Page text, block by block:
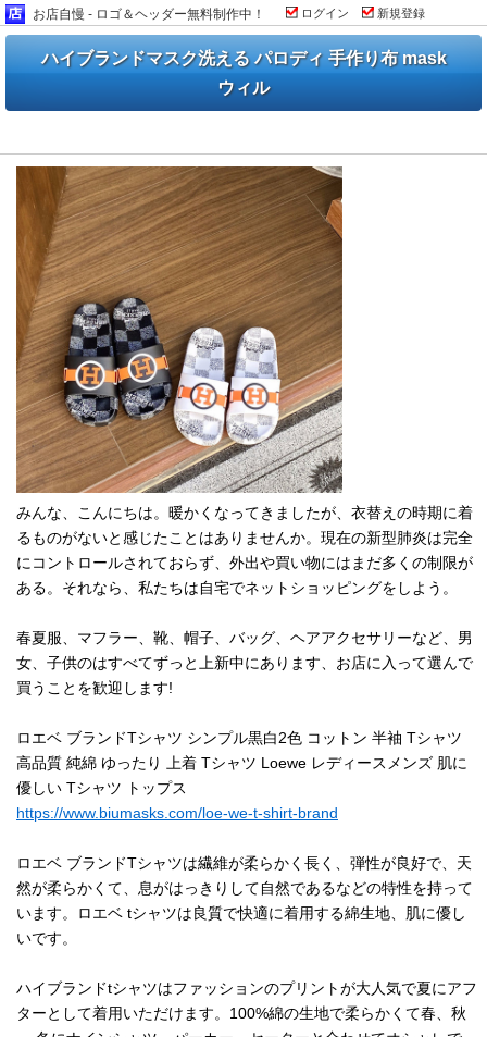
お店自慢 - ロゴ＆ヘッダー無料制作中！ ログイン 新規登録
ハイブランドマスク洗える パロディ 手作り布 mask
ウィル
みんな、こんにちは。暖かくなってきましたが、衣替えの時期に着
るものがないと感じたことはありませんか。現在の新型肺炎は完全
にコントロールされておらず、外出や買い物にはまだ多くの制限が
ある。それなら、私たちは自宅でネットショッピングをしよう。
春夏服、マフラー、靴、帽子、バッグ、ヘアアクセサリーなど、男
女、子供のはすべてずっと上新中にあります、お店に入って選んで
買うことを歓迎します!
ロエベ ブランドTシャツ シンプル黒白2色 コットン 半袖 Tシャツ
高品質 純綿 ゆったり 上着 Tシャツ Loewe レディースメンズ 肌に
優しい Tシャツ トップス
https://www.biumasks.com/loe-we-t-shirt-brand
ロエベ ブランドTシャツは繊維が柔らかく長く、弾性が良好で、天
然が柔らかくて、息がはっきりして自然であるなどの特性を持って
います。ロエベ tシャツは良質で快適に着用する綿生地、肌に優し
いです。
ハイブランドtシャツはファッションのプリントが大人気で夏にアフ
ターとして着用いただけます。100%綿の生地で柔らかくて春、秋